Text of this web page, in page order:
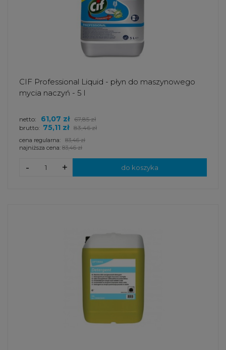
CIF Professional Liquid - płyn do maszynowego
mycia naczyń - 5 l
brutto: 75,11 zł 83,46 zł
cena regularna:
83,46 zł
najniższa cena: 83,46 zł
netto: 61,07 zł 67,85 zł
+
- do koszyka